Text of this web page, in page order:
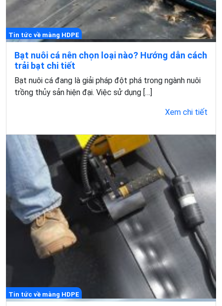
Tin tức về màng HDPE
Bạt nuôi cá nên chọn loại nào? Hướng dẫn cách
trải bạt chi tiết
Bạt nuôi cá đang là giải pháp đột phá trong ngành nuôi
trồng thủy sản hiện đại. Việc sử dụng […]
Xem chi tiết
Tin tức về màng HDPE